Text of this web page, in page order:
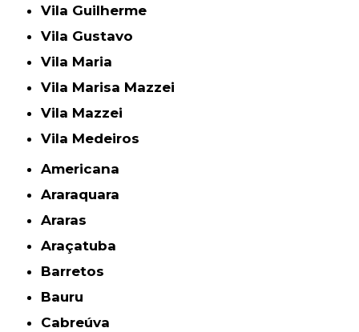
Vila Guilherme
Vila Gustavo
Vila Maria
Vila Marisa Mazzei
Vila Mazzei
Vila Medeiros
Americana
Araraquara
Araras
Araçatuba
Barretos
Bauru
Cabreúva